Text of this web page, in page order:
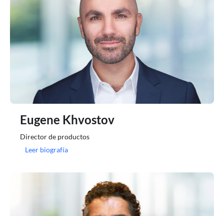
Eugene Khvostov
Director de productos
Leer biografía